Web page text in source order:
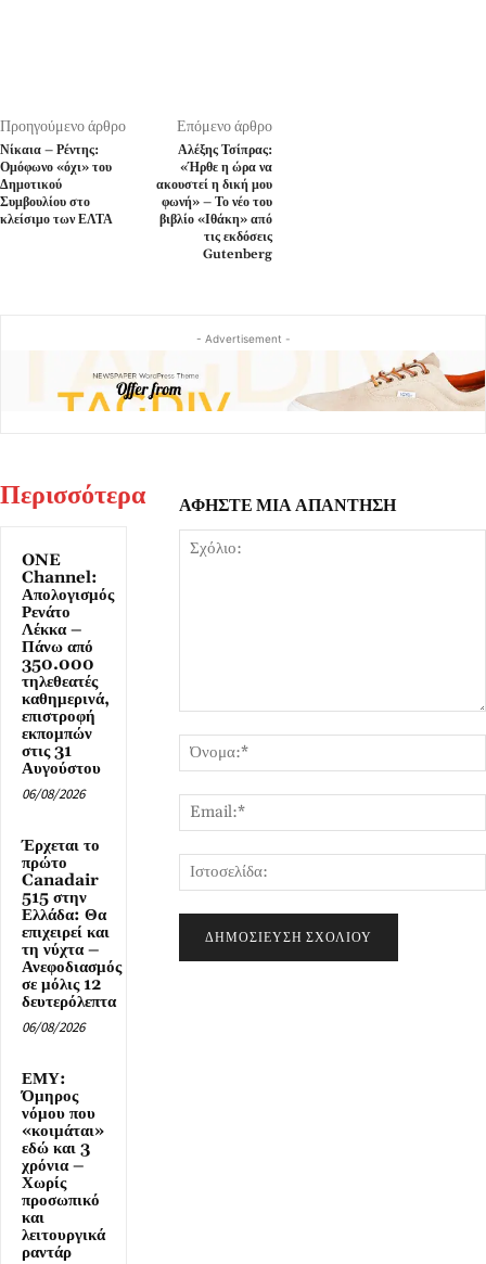
Προηγούμενο άρθρο
Νίκαια – Ρέντης:
Ομόφωνο «όχι» του
Δημοτικού
Συμβουλίου στο
κλείσιμο των ΕΛΤΑ
Επόμενο άρθρο
Αλέξης Τσίπρας:
«Ήρθε η ώρα να
ακουστεί η δική μου
φωνή» – Το νέο του
βιβλίο «Ιθάκη» από
τις εκδόσεις
Gutenberg
- Advertisement -
Περισσότερα
ONE
Channel:
Απολογισμός
Ρενάτο
Λέκκα –
Πάνω από
350.000
τηλεθεατές
καθημερινά,
επιστροφή
εκπομπών
στις 31
Αυγούστου
06/08/2026
Έρχεται το
πρώτο
Canadair
515 στην
Ελλάδα: Θα
επιχειρεί και
τη νύχτα –
Ανεφοδιασμός
σε μόλις 12
δευτερόλεπτα
06/08/2026
ΕΜΥ:
Όμηρος
νόμου που
«κοιμάται»
εδώ και 3
χρόνια –
Χωρίς
προσωπικό
και
λειτουργικά
ραντάρ
ΑΦΗΣΤΕ ΜΙΑ ΑΠΑΝΤΗΣΗ